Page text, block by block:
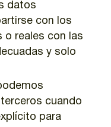
datos
con los
o reales con las
y solo
cuando
para